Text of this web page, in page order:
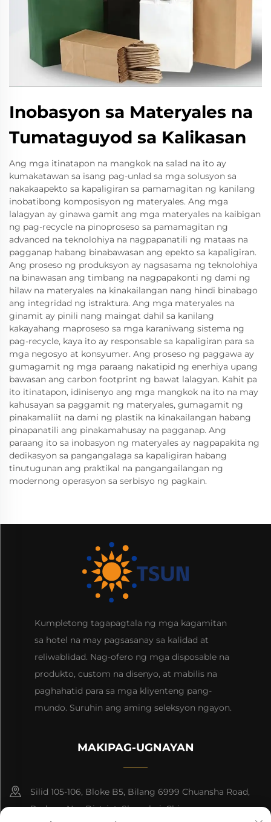
Inobasyon sa Materyales na
Tumataguyod sa Kalikasan
Ang mga itinatapon na mangkok na salad na ito ay
kumakatawan sa isang pag-unlad sa mga solusyon sa
nakakaapekto sa kapaligiran sa pamamagitan ng kanilang
inobatibong komposisyon ng materyales. Ang mga
lalagyan ay ginawa gamit ang mga materyales na kaibigan
ng pag-recycle na pinoproseso sa pamamagitan ng
advanced na teknolohiya na nagpapanatili ng mataas na
pagganap habang binabawasan ang epekto sa kapaligiran.
Ang proseso ng produksyon ay nagsasama ng teknolohiya
na binawasan ang timbang na nagpapakonti ng dami ng
hilaw na materyales na kinakailangan nang hindi binabago
ang integridad ng istraktura. Ang mga materyales na
ginamit ay pinili nang maingat dahil sa kanilang
kakayahang maproseso sa mga karaniwang sistema ng
pag-recycle, kaya ito ay responsable sa kapaligiran para sa
mga negosyo at konsyumer. Ang proseso ng paggawa ay
gumagamit ng mga paraang nakatipid ng enerhiya upang
bawasan ang carbon footprint ng bawat lalagyan. Kahit pa
ito itinatapon, idinisenyo ang mga mangkok na ito na may
kahusayan sa paggamit ng materyales, gumagamit ng
pinakamaliit na dami ng plastik na kinakailangan habang
pinapanatili ang pinakamahusay na pagganap. Ang
paraang ito sa inobasyon ng materyales ay nagpapakita ng
dedikasyon sa pangangalaga sa kapaligiran habang
tinutugunan ang praktikal na pangangailangan ng
modernong operasyon sa serbisyo ng pagkain.
Kumpletong tagapagtala ng mga kagamitan
sa hotel na may pagsasanay sa kalidad at
reliwablidad. Nag-ofero ng mga disposable na
produkto, custom na disenyo, at mabilis na
paghahatid para sa mga kliyenteng pang-
mundo. Suruhin ang aming seleksyon ngayon.
MAKIPAG-UGNAYAN
Silid 105-106, Bloke B5, Bilang 6999 Chuansha Road,
Pudong Nee District, Shanghai, China